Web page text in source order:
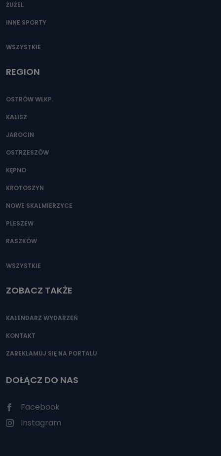
ŻUŻEL
INNE SPORTY
WSZYSTKIE
REGION
OSTRÓW WLKP.
KALISZ
JAROCIN
OSTRZESZÓW
KĘPNO
KROTOSZYN
NOWE SKALMIERZYCE
PLESZEW
RASZKÓW
WSZYSTKIE
ZOBACZ TAKŻE
KALENDARZ WYDARZEŃ
KONTAKT
ZAREKLAMUJ SIĘ NA PORTALU
DOŁĄCZ DO NAS
Facebook
Instagram